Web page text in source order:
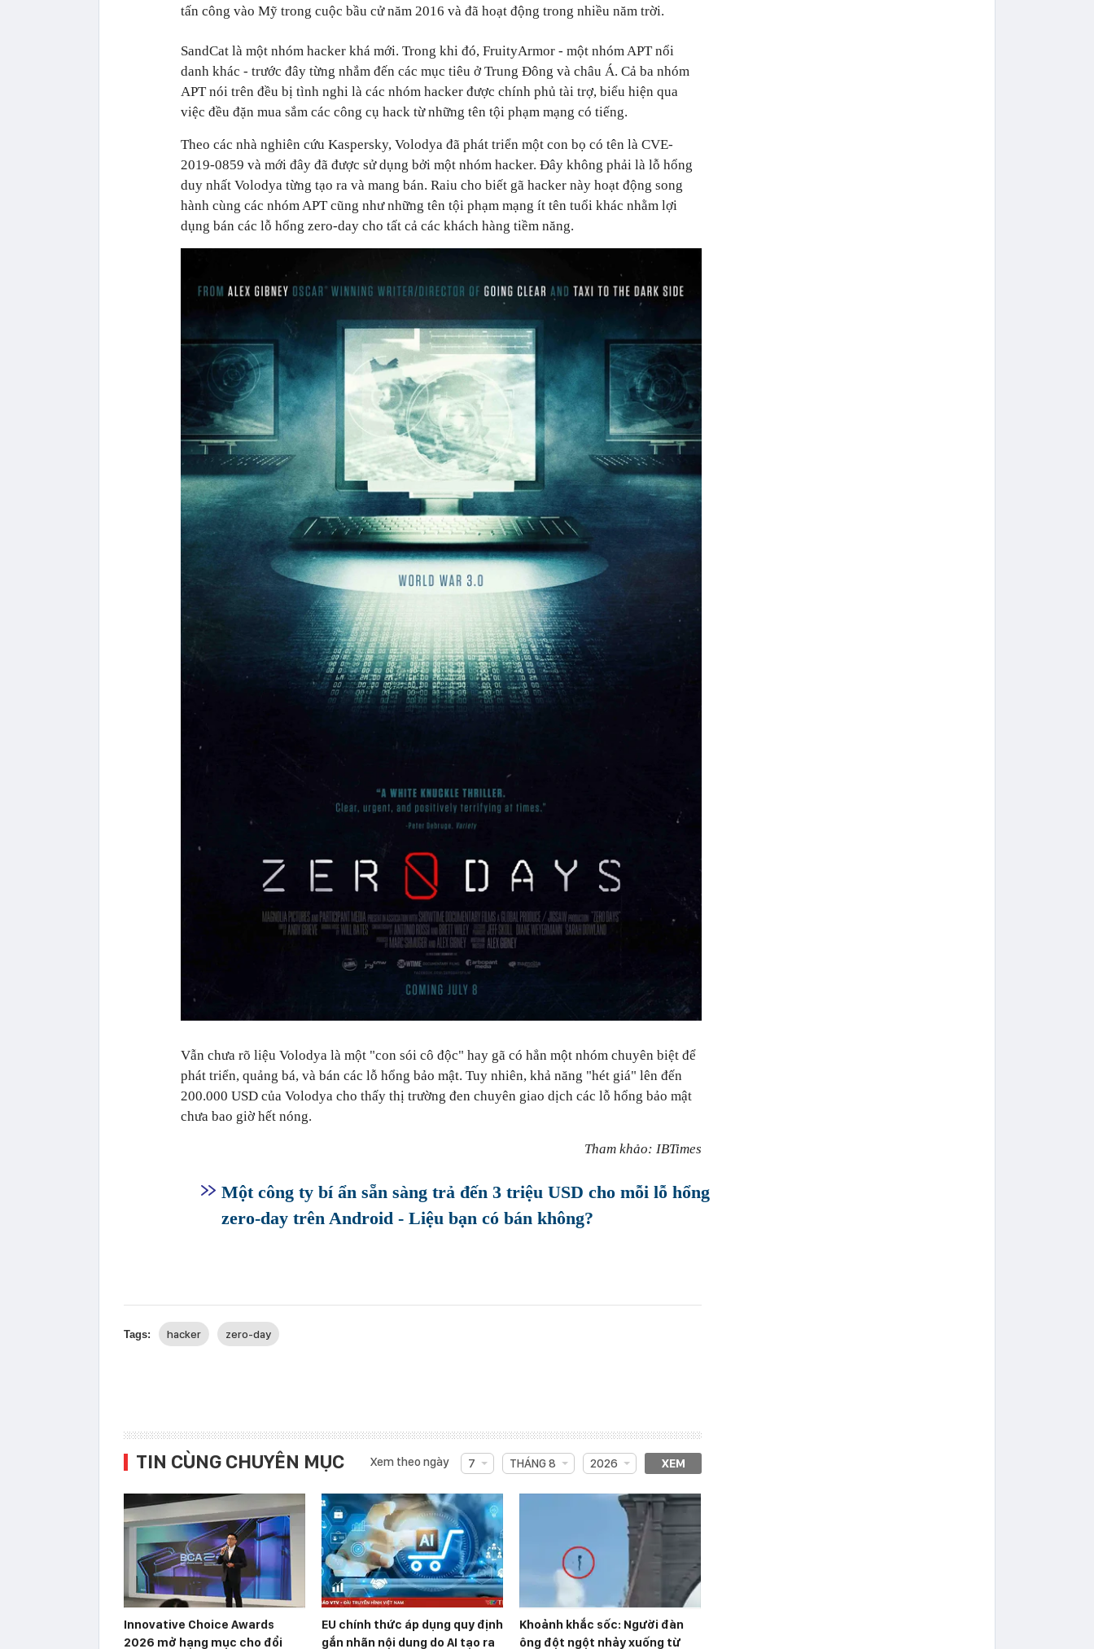
tấn công vào Mỹ trong cuộc bầu cử năm 2016 và đã hoạt động trong nhiều năm trời.
SandCat là một nhóm hacker khá mới. Trong khi đó, FruityArmor - một nhóm APT nổi
danh khác - trước đây từng nhắm đến các mục tiêu ở Trung Đông và châu Á. Cả ba nhóm
APT nói trên đều bị tình nghi là các nhóm hacker được chính phủ tài trợ, biểu hiện qua
việc đều đặn mua sắm các công cụ hack từ những tên tội phạm mạng có tiếng.
Theo các nhà nghiên cứu Kaspersky, Volodya đã phát triển một con bọ có tên là CVE-
2019-0859 và mới đây đã được sử dụng bởi một nhóm hacker. Đây không phải là lỗ hổng
duy nhất Volodya từng tạo ra và mang bán. Raiu cho biết gã hacker này hoạt động song
hành cùng các nhóm APT cũng như những tên tội phạm mạng ít tên tuổi khác nhằm lợi
dụng bán các lỗ hổng zero-day cho tất cả các khách hàng tiềm năng.
Vẫn chưa rõ liệu Volodya là một "con sói cô độc" hay gã có hẳn một nhóm chuyên biệt để
phát triển, quảng bá, và bán các lỗ hổng bảo mật. Tuy nhiên, khả năng "hét giá" lên đến
200.000 USD của Volodya cho thấy thị trường đen chuyên giao dịch các lỗ hổng bảo mật
chưa bao giờ hết nóng.
Tham khảo: IBTimes
Một công ty bí ẩn sẵn sàng trả đến 3 triệu USD cho mỗi lỗ hổng
zero-day trên Android - Liệu bạn có bán không?
Tags: hacker zero-day
TIN CÙNG CHUYÊN MỤC Xem theo ngày 7 THÁNG 8 2026 XEM
Innovative Choice Awards
2026 mở hạng mục cho đổi
EU chính thức áp dụng quy định
gắn nhãn nội dung do AI tạo ra
Khoảnh khắc sốc: Người đàn
ông đột ngột nhảy xuống từ